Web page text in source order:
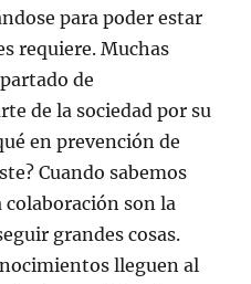
para poder estar
requiere. Muchas
de
de la sociedad por su
en prevención de
Cuando sabemos
son la
grandes cosas.
lleguen al